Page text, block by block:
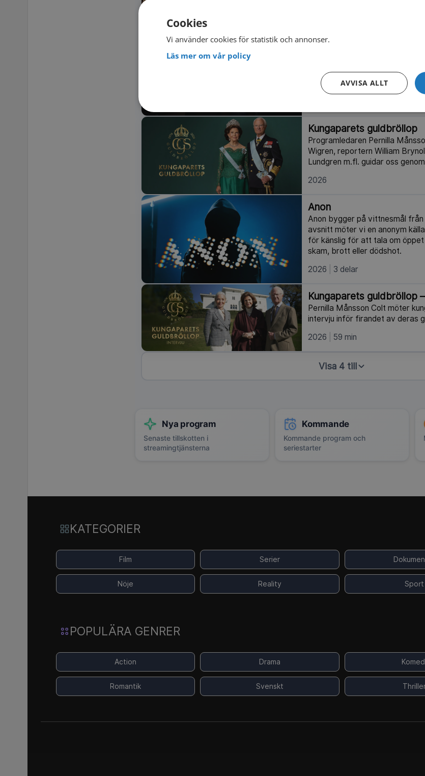
Extremism i pojkrummet
berättar om oron,
gradvis förändras.
Kungaparets guldbröllop
Programledaren Pernilla
Wigren, reportern William
Lundgren m.fl. guidar oss
2026
Anon
Anon bygger på vittnesmål
avsnitt möter vi en anonym
för känslig för att tala om
skam, brott eller dödshot.
2026
3 delar
Kungaparets guldbröllop
Pernilla Månsson Colt möter
intervju inför firandet av deras
2026
59 min
Visa 4 till
Nya program
Senaste tillskotten i
streamingtjänsterna
Kommande
Kommande program och
seriestarter
KATEGORIER
Film Serier
Nöje Reality Sport
POPULÄRA GENRER
Action Drama
Romantik Svenskt
Cookies
Vi använder cookies för statistik och annonser.
Läs mer om vår policy
AVVISA ALLT